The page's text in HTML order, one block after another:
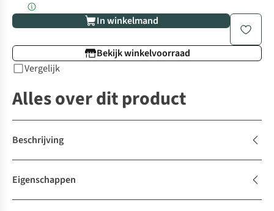
In winkelmand
Bekijk winkelvoorraad
Vergelijk
Alles over dit product
Beschrijving
Eigenschappen